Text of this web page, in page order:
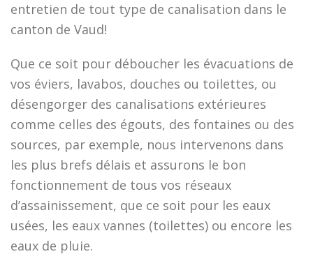
entretien de tout type de canalisation dans le
canton de Vaud!
Que ce soit pour déboucher les évacuations de
vos éviers, lavabos, douches ou toilettes, ou
désengorger des canalisations extérieures
comme celles des égouts, des fontaines ou des
sources, par exemple, nous intervenons dans
les plus brefs délais et assurons le bon
fonctionnement de tous vos réseaux
d’assainissement, que ce soit pour les eaux
usées, les eaux vannes (toilettes) ou encore les
eaux de pluie.